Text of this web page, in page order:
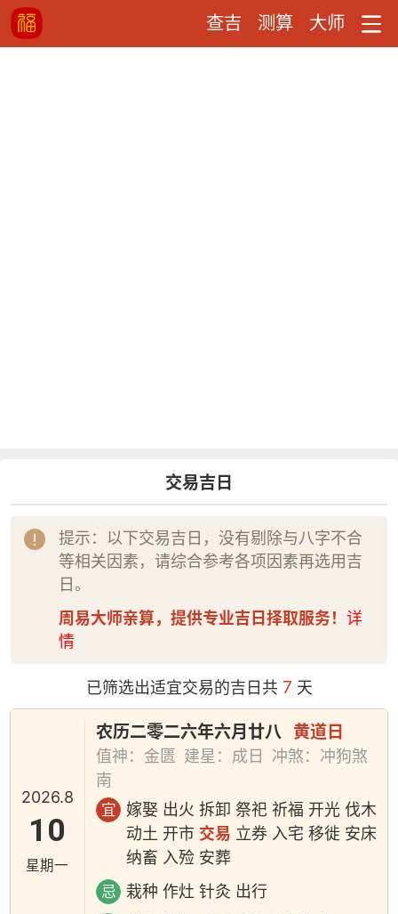
查吉 测算 大师
交易吉日
提示：以下交易吉日，没有剔除与八字不合
等相关因素，请综合参考各项因素再选用吉
日。
周易大师亲算，提供专业吉日择取服务！ 详
情
已筛选出适宜交易的吉日共7 天
2026.8
10
星期一
农历二零二六年六月廿八 黄道日
值神：金匮 建星：成日
冲煞：冲狗煞
南
宜
嫁娶 出火 拆卸 祭祀 祈福 开光 伐木
动土 开市 交易 立券 入宅 移徙 安床
纳畜 入殓 安葬
忌 栽种 作灶 针灸 出行